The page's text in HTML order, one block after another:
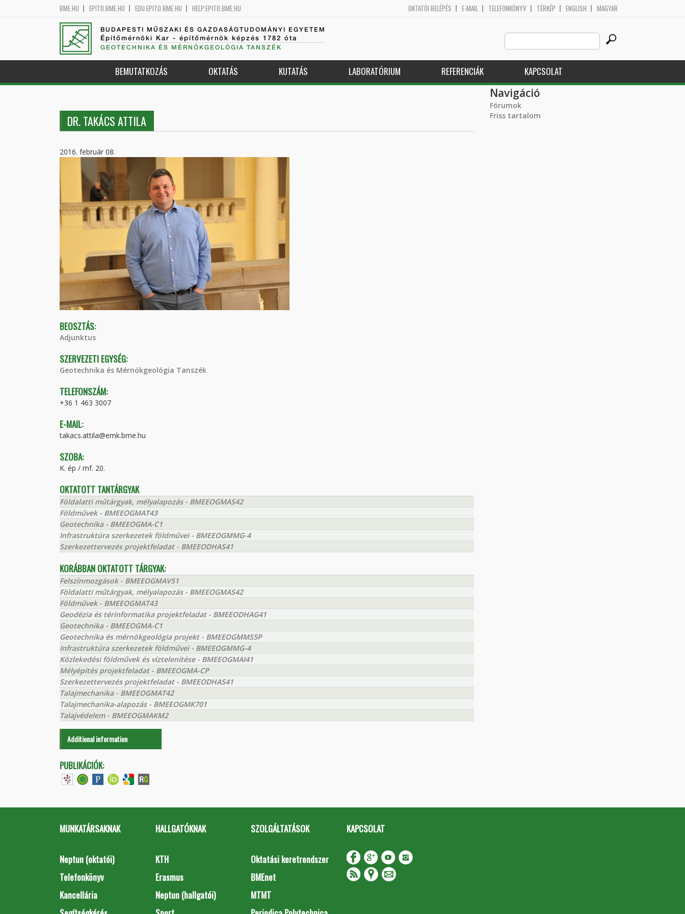
BME.HU EPITO.BME.HU EDU.EPITO.BME.HU HELP.EPITO.BME.HU OKTATÓI BELÉPÉS E-MAIL TELEFONKÖNYV TÉRKÉP ENGLISH MAGYAR
BUDAPESTI MŰSZAKI ÉS GAZDASÁGTUDOMÁNYI EGYETEM
Építőmérnöki Kar - építőmérnök képzés 1782 óta
GEOTECHNIKA ÉS MÉRNÖKGEOLÓGIA TANSZÉK
Search
this
site
BEMUTATKOZÁS OKTATÁS KUTATÁS LABORATÓRIUM REFERENCIÁK KAPCSOLAT
DR. TAKÁCS ATTILA
2016. február 08.
BEOSZTÁS:
Adjunktus
SZERVEZETI EGYSÉG:
Geotechnika és Mérnökgeológia Tanszék
TELEFONSZÁM:
+36 1 463 3007
E-MAIL:
takacs.attila@emk.bme.hu
SZOBA:
K. ép / mf. 20.
OKTATOTT TANTÁRGYAK
Földalatti műtárgyak, mélyalapozás - BMEEOGMAS42
Földművek - BMEEOGMAT43
Geotechnika - BMEEOGMA-C1
Infrastruktúra szerkezetek földművei - BMEEOGMMG-4
Szerkezettervezés projektfeladat - BMEEODHAS41
KORÁBBAN OKTATOTT TÁRGYAK:
Felszínmozgások - BMEEOGMAV51
Földalatti műtárgyak, mélyalapozás - BMEEOGMAS42
Földművek - BMEEOGMAT43
Geodézia és térinformatika projektfeladat - BMEEODHAG41
Geotechnika - BMEEOGMA-C1
Geotechnika és mérnökgeológia projekt - BMEEOGMMS5P
Infrastruktúra szerkezetek földművei - BMEEOGMMG-4
Közlekedési földművek és víztelenítése - BMEEOGMAI41
Mélyépítés projektfeladat - BMEEOGMA-CP
Szerkezettervezés projektfeladat - BMEEODHAS41
Talajmechanika - BMEEOGMAT42
Talajmechanika-alapozás - BMEEOGMK701
Talajvédelem - BMEEOGMAKM2
Additional information
PUBLIKÁCIÓK:
Navigáció
Fórumok
Friss tartalom
MUNKATÁRSAKNAK
Neptun (oktatói)
Telefonkönyv
Kancellária
HALLGATÓKNAK
KTH
Erasmus
Neptun (hallgatói)
SZOLGÁLTATÁSOK
Oktatási keretrendszer
BMEnet
MTMT
KAPCSOLAT